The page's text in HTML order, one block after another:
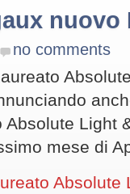
nuovo
no comments
Light
mese di
Absolute